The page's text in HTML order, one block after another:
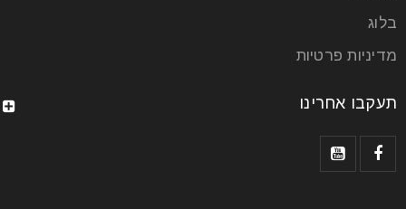
23
הכורסאות של אמריקן קומפורט ידועות בנוחותן ובעיצובן
מחפשים כורסה לקריאה,
בלוג
מדיניות פרטיות
תעקבו אחרינו